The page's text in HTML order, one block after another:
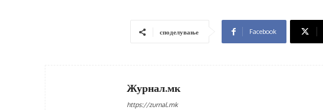
споделување Facebook
Журнал.мк
https://zurnal.mk